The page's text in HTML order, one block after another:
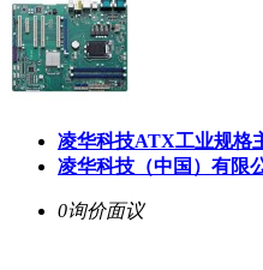
凌华科技ATX工业规格
凌华科技（中国）有限
0询价面议